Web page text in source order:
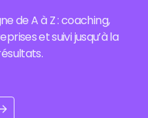
et ses Business
School.
de A à Z : coaching,
et suivi jusqu’à la